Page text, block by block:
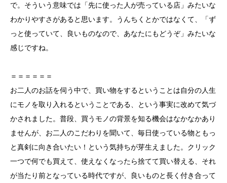
で。そういう意味では「先に使った人が売っている店」みたいな
わかりやすさがあると思います。うんちくとかではなくて、「ず
っと使っていて、良いものなので、あなたにもどうぞ」みたいな
感じですね。
＝＝＝＝＝＝
お二人のお話を伺う中で、買い物をするということは自分の人生
にモノを取り入れるということである、という事実に改めて気づ
かされました。普段、買うモノの背景を知る機会はなかなかあり
ませんが、お二人のこだわりを聞いて、毎日使っている物ともっ
と真剣に向き合いたい！という気持ちが芽生えました。クリック
一つで何でも買えて、使えなくなったら捨てて買い替える、それ
が当たり前となっている時代ですが、良いものと長く付き合って